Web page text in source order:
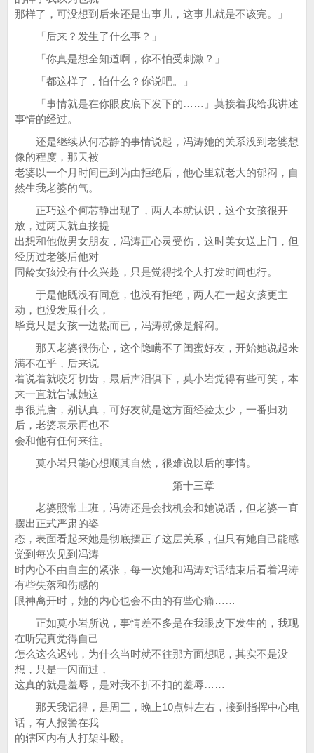
那样了，可没想到后来还是出事儿，这事儿就是不该完。」
「后来？发生了什么事？」
「你真是想全知道啊，你不怕受刺激？」
「都这样了，怕什么？你说吧。」
「事情就是在你眼皮底下发下的……」莫接着我给我讲述
事情的经过。
还是继续从何芯静的事情说起，冯涛她的关系没到老婆想
像的程度，那天被
老婆以一个月时间已到为由拒绝后，他心里就老大的郁闷，自
然生我老婆的气。
正巧这个何芯静出现了，两人本就认识，这个女孩很开
放，过两天就直接提
出想和他做男女朋友，冯涛正心灵受伤，这时美女送上门，但
经历过老婆后他对
同龄女孩没有什么兴趣，只是觉得找个人打发时间也行。
于是他既没有同意，也没有拒绝，两人在一起女孩更主
动，也没发展什么，
毕竟只是女孩一边热而已，冯涛就像是解闷。
那天老婆很伤心，这个隐瞒不了闺蜜好友，开始她说起来
满不在乎，后来说
着说着就咬牙切齿，最后声泪俱下，莫小岩觉得有些可笑，本
来一直就告诫她这
事很荒唐，别认真，可好友就是这方面经验太少，一番归劝
后，老婆表示再也不
会和他有任何来往。
莫小岩只能心想顺其自然，很难说以后的事情。
第十三章
老婆照常上班，冯涛还是会找机会和她说话，但老婆一直
摆出正式严肃的姿
态，表面看起来她是彻底摆正了这层关系，但只有她自己能感
觉到每次见到冯涛
时内心不由自主的紧张，每一次她和冯涛对话结束后看着冯涛
有些失落和伤感的
眼神离开时，她的内心也会不由的有些心痛……
正如莫小岩所说，事情差不多是在我眼皮下发生的，我现
在听完真觉得自己
怎么这么迟钝，为什么当时就不往那方面想呢，其实不是没
想，只是一闪而过，
这真的就是羞辱，是对我不折不扣的羞辱……
那天我记得，是周三，晚上10点钟左右，接到指挥中心电
话，有人报警在我
的辖区内有人打架斗殴。